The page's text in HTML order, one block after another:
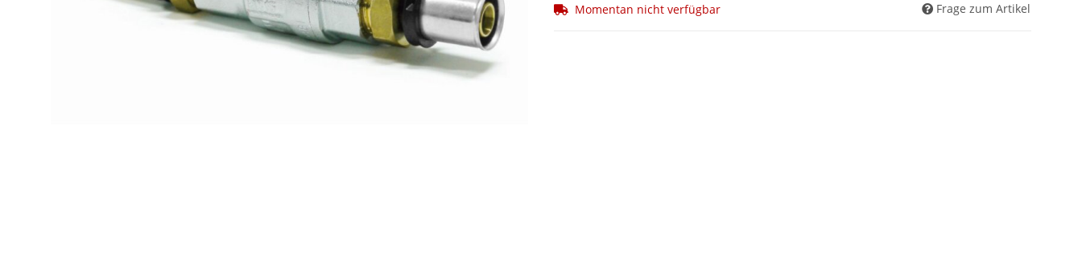
Momentan nicht verfügbar Frage zum Artikel